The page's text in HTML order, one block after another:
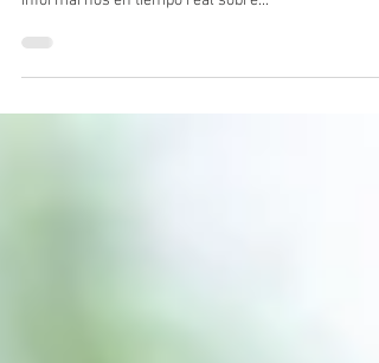
El mundo del Internet está revolucionando la
en que hacemos las cosas de todos los días.